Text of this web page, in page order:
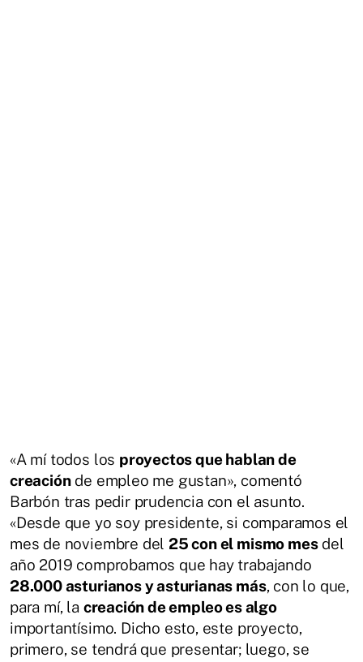
«A mí todos los proyectos que hablan de
creaciónde empleo me gustan», comentó
Barbón tras pedir prudencia con el asunto.
«Desde que yo soy presidente, si comparamos el
mes de noviembre del25 con el mismo mesdel
año 2019 comprobamos que hay trabajando
28.000 asturianos y asturianas más, con lo que,
para mí, la creación de empleo es algo
importantísimo. Dicho esto, este proyecto,
primero, se tendrá que presentar; luego, se